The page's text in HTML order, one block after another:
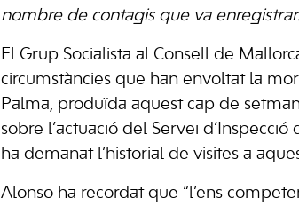
nombre de contagis que va
El Grup Socialista al Consell de
circumstàncies que han envoltat la
Palma, produïda aquest cap de
sobre l’actuació del Servei
ha demanat l’historial de visites a
Alonso ha recordat que “l’ens